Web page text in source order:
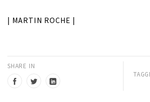
| MARTIN ROCHE |
SHARE IN